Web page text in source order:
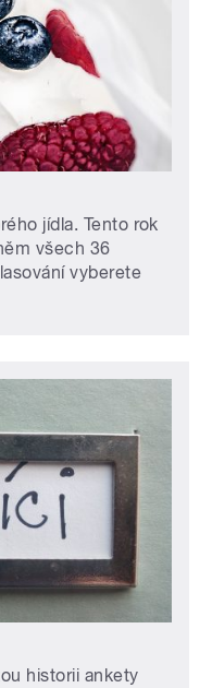
jídla. Tento rok
všech 36
vyberete
historii ankety